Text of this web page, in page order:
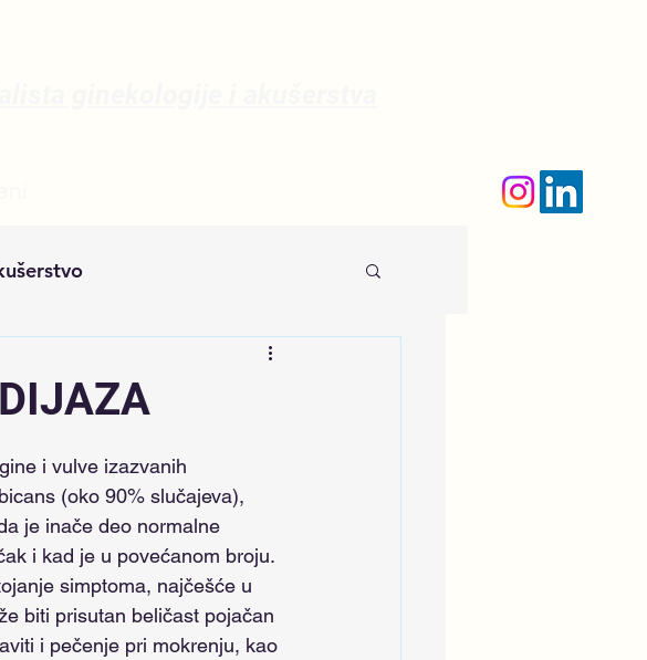
(oko 90% slučajeva),
je inače deo normalne
i kad je u povećanom broju.
simptoma, najčešće u
biti prisutan beličast pojačan
i pečenje pri mokrenju, kao